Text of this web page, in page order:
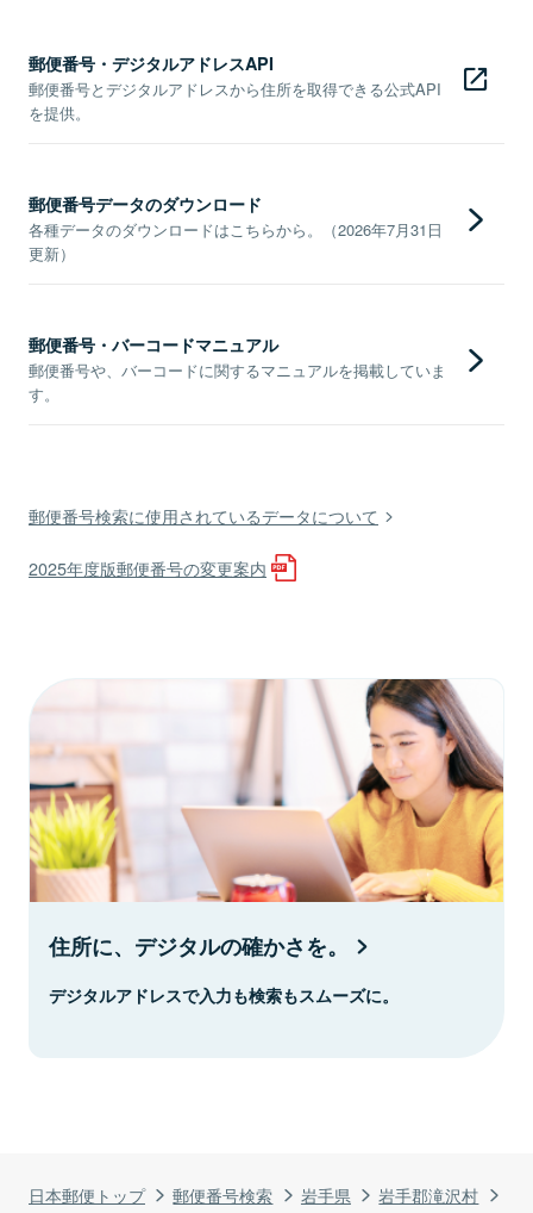
日本郵便トップ 郵便番号検索 岩手県
岩手郡滝沢村
郵便番号・デジタルアドレスAPI
郵便番号とデジタルアドレスから住所を取得できる公式API
を提供。
郵便番号データのダウンロード
各種データのダウンロードはこちらから。（2026年7月31日
更新）
郵便番号・バーコードマニュアル
郵便番号や、バーコードに関するマニュアルを掲載していま
す。
郵便番号検索に使用されているデータについて
2025年度版郵便番号の変更案内
住所に、デジタルの確かさを。
デジタルアドレスで入力も検索もスムーズに。